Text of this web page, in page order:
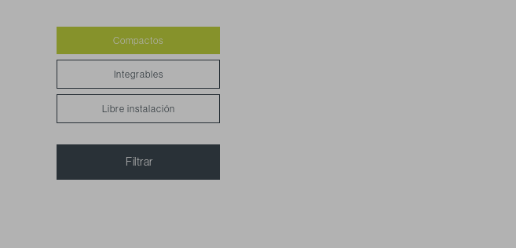
Compactos
Integrables
Libre instalación
Filtrar